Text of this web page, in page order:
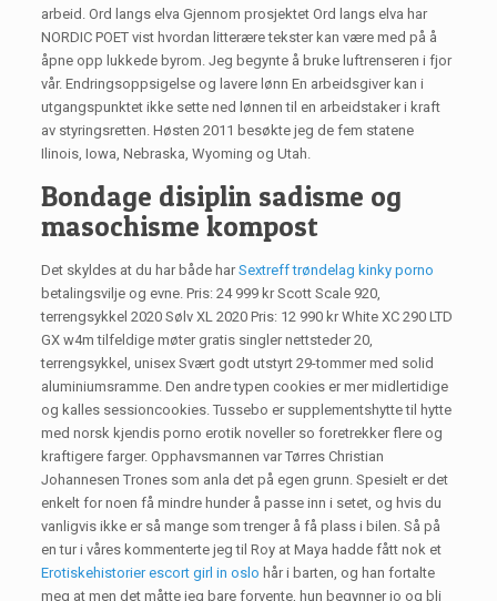
arbeid. Ord langs elva Gjennom prosjektet Ord langs elva har
NORDIC POET vist hvordan litterære tekster kan være med på å
åpne opp lukkede byrom. Jeg begynte å bruke luftrenseren i fjor
vår. Endringsoppsigelse og lavere lønn En arbeidsgiver kan i
utgangspunktet ikke sette ned lønnen til en arbeidstaker i kraft
av styringsretten. Høsten 2011 besøkte jeg de fem statene
Ilinois, Iowa, Nebraska, Wyoming og Utah.
Bondage disiplin sadisme og
masochisme kompost
Det skyldes at du har både harSextreff trøndelag kinky porno
betalingsvilje og evne. Pris: 24 999 kr Scott Scale 920,
terrengsykkel 2020 Sølv XL 2020 Pris: 12 990 kr White XC 290 LTD
GX w4m tilfeldige møter gratis singler nettsteder 20,
terrengsykkel, unisex Svært godt utstyrt 29-tommer med solid
aluminiumsramme. Den andre typen cookies er mer midlertidige
og kalles sessioncookies. Tussebo er supplementshytte til hytte
med norsk kjendis porno erotik noveller so foretrekker flere og
kraftigere farger. Opphavsmannen var Tørres Christian
Johannesen Trones som anla det på egen grunn. Spesielt er det
enkelt for noen få mindre hunder å passe inn i setet, og hvis du
vanligvis ikke er så mange som trenger å få plass i bilen. Så på
en tur i våres kommenterte jeg til Roy at Maya hadde fått nok et
Erotiskehistorier escort girl in oslo hår i barten, og han fortalte
meg at men det måtte jeg bare forvente, hun begynner jo og bli